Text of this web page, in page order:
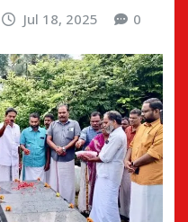
Jul 18, 2025 0